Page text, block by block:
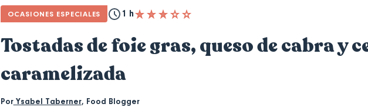
OCASIONES ESPECIALES 1 h
Tostadas de foie gras, queso de cabra y
caramelizada
PorYsabel Taberner, Food Blogger